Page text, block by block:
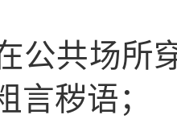
共场所穿
言秽语；